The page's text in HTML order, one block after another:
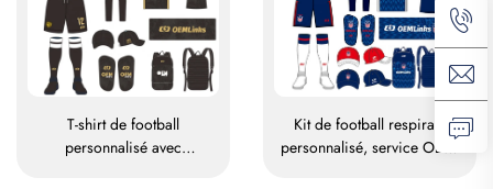
T-shirt de football
personnalisé avec
Kit de football respirant
personnalisé, service OEM,